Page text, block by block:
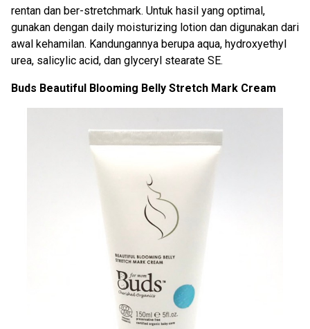
rentan dan ber-stretchmark. Untuk hasil yang optimal,
gunakan dengan daily moisturizing lotion dan digunakan dari
awal kehamilan. Kandungannya berupa aqua, hydroxyethyl
urea, salicylic acid, dan glyceryl stearate SE.
Buds Beautiful Blooming Belly Stretch Mark Cream